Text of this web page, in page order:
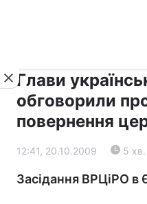
Глави
обговорили
повернення
12:41, 20.10.2009 5 хв.
Засідання ВРЦіРО в